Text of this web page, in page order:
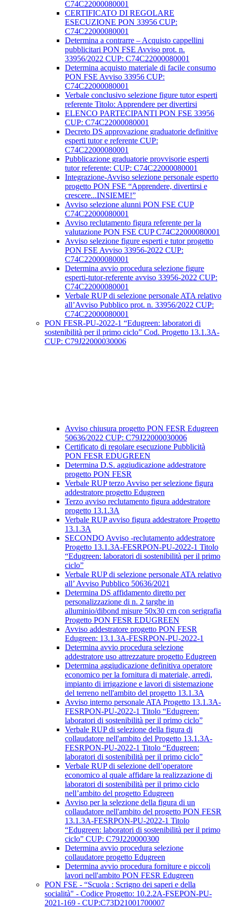
C74C22000080001
CERTIFICATO DI REGOLARE
ESECUZIONE PON 33956 CUP:
C74C22000080001
Determina a contrarre – Acquisto cappellini
pubblicitari PON FSE Avviso prot. n.
33956/2022 CUP: C74C22000080001
Determina acquisto materiale di facile consumo
PON FSE Avviso 33956 CUP:
C74C22000080001
Verbale conclusivo selezione figure tutor esperti
referente Titolo: Apprendere per divertirsi
ELENCO PARTECIPANTI PON FSE 33956
CUP: C74C22000080001
Decreto DS approvazione graduatorie definitive
esperti tutor e referente CUP:
C74C22000080001
Pubblicazione graduatorie provvisorie esperti
tutor referente: CUP: C74C22000080001
Integrazione-Avviso selezione personale esperto
progetto PON FSE “Apprendere, divertirsi e
crescere...INSIEME!”
Avviso selezione alunni PON FSE CUP
C74C22000080001
Avviso reclutamento figura referente per la
valutazione PON FSE CUP C74C22000080001
Avviso selezione figure esperti e tutor progetto
PON FSE Avviso 33956-2022 CUP:
C74C22000080001
Determina avvio procedura selezione figure
esperti-tutor-referente avviso 33956-2022 CUP:
C74C22000080001
Verbale RUP di selezione personale ATA relativo
all’Avviso Pubblico prot. n. 33956/2022 CUP:
C74C22000080001
PON FESR-PU-2022-1 “Edugreen: laboratori di
sostenibilità per il primo ciclo” Cod. Progetto 13.1.3A-
CUP: C79J22000030006
Avviso chiusura progetto PON FESR Edugreen
50636/2022 CUP: C79J22000030006
Certificato di regolare esecuzione Pubblicità
PON FESR EDUGREEN
Determina D.S. aggiudicazione addestratore
progetto PON FESR
Verbale RUP terzo Avviso per selezione figura
addestratore progetto Edugreen
Terzo avviso reclutamento figura addestratore
progetto 13.1.3A
Verbale RUP avviso figura addestratore Progetto
13.1.3A
SECONDO Avviso -reclutamento addestratore
Progetto 13.1.3A-FESRPON-PU-2022-1 Titolo
“Edugreen: laboratori di sostenibilità per il primo
ciclo”
Verbale RUP di selezione personale ATA relativo
all’ Avviso Pubblico 50636/2021
Determina DS affidamento diretto per
personalizzazione di n. 2 targhe in
alluminio/dibond misure 50x30 cm con serigrafia
Progetto PON FESR EDUGREEN
Avviso addestratore progetto PON FESR
Edugreen: 13.1.3A-FESRPON-PU-2022-1
Determina avvio procedura selezione
addestratore uso attrezzature progetto Edugreen
Determina aggiudicazione definitiva operatore
economico per la fornitura di materiale, arredi,
impianto di irrigazione e lavori di sistemazione
del terreno nell'ambito del progetto 13.1.3A
Avviso interno personale ATA Progetto 13.1.3A-
FESRPON-PU-2022-1 Titolo “Edugreen:
laboratori di sostenibilità per il primo ciclo”
Verbale RUP di selezione della figura di
collaudatore nell'ambito del Progetto 13.1.3A-
FESRPON-PU-2022-1 Titolo “Edugreen:
laboratori di sostenibilità per il primo ciclo”
Verbale RUP di selezione dell’operatore
economico al quale affidare la realizzazione di
laboratori di sostenibilità per il primo ciclo
nell’ambito del progetto Edugreen
Avviso per la selezione della figura di un
collaudatore nell'ambito del progetto PON FESR
13.1.3A-FESRPON-PU-2022-1 Titolo
“Edugreen: laboratori di sostenibilità per il primo
ciclo” CUP: C79J220000300
Determina avvio procedura selezione
collaudatore progetto Edugreen
Determina avvio procedura forniture e piccoli
lavori nell'ambito PON FESR Edugreen
PON FSE - “Scuola : Scrigno dei saperi e della
socialità" - Codice Progetto: 10.2.2A-FSEPON-PU-
2021-169 - CUP:C73D21001700007